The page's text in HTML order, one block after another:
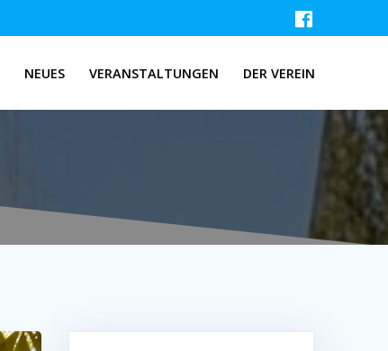
NEUES VERANSTALTUNGEN DER VEREIN